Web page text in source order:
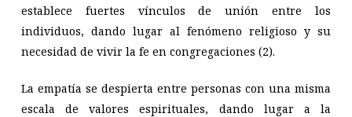
establece fuertes vínculos de unión entre los
individuos, dando lugar al fenómeno religioso y su
necesidad de vivir la fe en congregaciones (2).
La empatía se despierta entre personas con una misma
escala de valores espirituales, dando lugar a la